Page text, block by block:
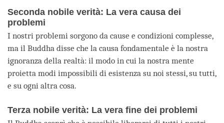
Seconda nobile verità: La vera causa dei
problemi
I nostri problemi sorgono da cause e condizioni complesse,
ma il Buddha disse che la causa fondamentale è la nostra
ignoranza della realtà: il modo in cui la nostra mente
proietta modi impossibili di esistenza su noi stessi, su tutti,
e su ogni altra cosa.
Terza nobile verità: La vera fine dei problemi